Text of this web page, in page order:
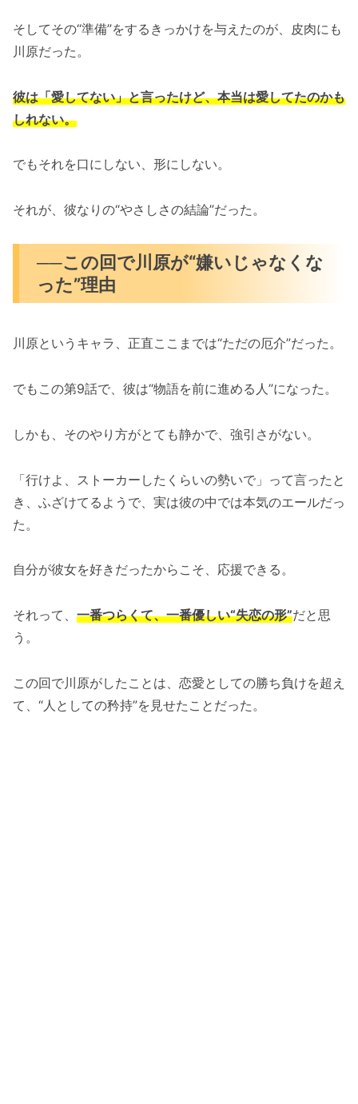
そしてその“準備”をするきっかけを与えたのが、皮肉にも
川原だった。
彼は「愛してない」と言ったけど、本当は愛してたのかも
しれない。
でもそれを口にしない、形にしない。
それが、彼なりの“やさしさの結論”だった。
──この回で川原が“嫌いじゃなくな
った”理由
川原というキャラ、正直ここまでは“ただの厄介”だった。
でもこの第9話で、彼は“物語を前に進める人”になった。
しかも、そのやり方がとても静かで、強引さがない。
「行けよ、ストーカーしたくらいの勢いで」って言ったと
き、ふざけてるようで、実は彼の中では本気のエールだっ
た。
自分が彼女を好きだったからこそ、応援できる。
それって、 一番つらくて、一番優しい“失恋の形”だと思
う。
この回で川原がしたことは、恋愛としての勝ち負けを超え
て、“人としての矜持”を見せたことだった。